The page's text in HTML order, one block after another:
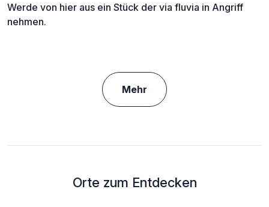
Werde von hier aus ein Stück der via fluvia in Angriff
nehmen.
Mehr
Orte zum Entdecken